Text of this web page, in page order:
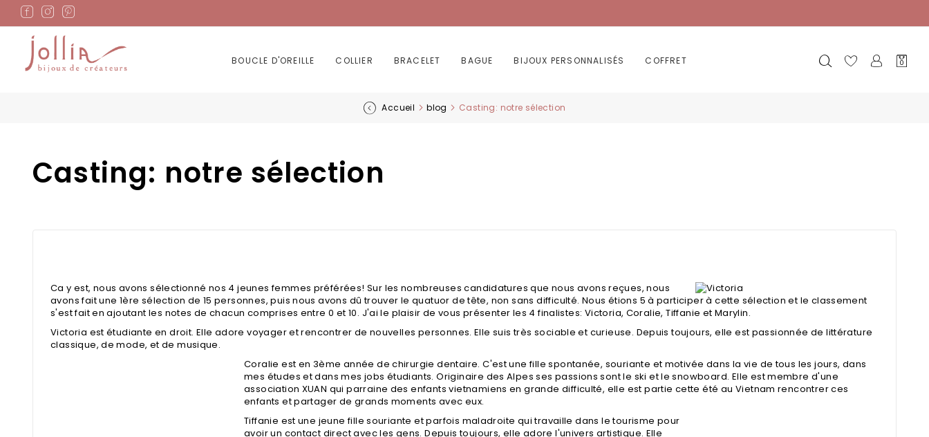
Allez
au
contenu
BOUCLE D'OREILLE COLLIER BRACELET BAGUE BIJOUX PERSONNALISÉS COFFRET
Mon
0
Accueil blog Casting: notre sélection
Casting: notre sélection
Ca y est, nous avons sélectionné nos 4 jeunes femmes préférées! Sur les nombreuses candidatures que nous avons reçues, nous
avons fait une 1ère sélection de 15 personnes, puis nous avons dû trouver le quatuor de tête, non sans difficulté. Nous étions 5 à participer à cette sélection et le classement
s'est fait en ajoutant les notes de chacun comprises entre 0 et 10. J'ai le plaisir de vous présenter les 4 finalistes: Victoria, Coralie, Tiffanie et Marylin.
Victoria est étudiante en droit. Elle adore voyager et rencontrer de nouvelles personnes. Elle suis très sociable et curieuse. Depuis toujours, elle est passionnée de littérature
classique, de mode, et de musique.
Coralie est en 3ème année de chirurgie dentaire. C'est une fille spontanée, souriante et motivée dans la vie de tous les jours, dans
mes études et dans mes jobs étudiants. Originaire des Alpes ses passions sont le ski et le snowboard. Elle est membre d'une
association XUAN qui parraine des enfants vietnamiens en grande difficulté, elle est partie cette été au Vietnam rencontrer ces
enfants et partager de grands moments avec eux.
Tiffanie est une jeune fille souriante et parfois maladroite qui travaille dans le tourisme pour
avoir un contact direct avec les gens. Depuis toujours, elle adore l'univers artistique. Elle